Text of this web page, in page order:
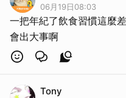
06月19日08:03
一把年紀了飲食習慣這麼
會出大事啊
Tony